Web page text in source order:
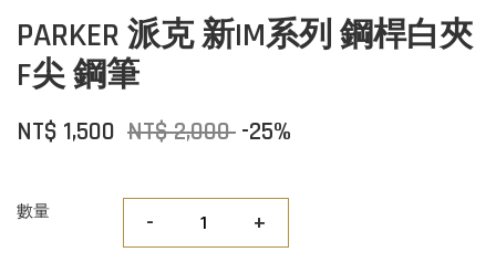
PARKER 派克 新IM系列 鋼桿白夾
F尖 鋼筆
NT$ 1,500 NT$ 2,000 -25%
數量 - +